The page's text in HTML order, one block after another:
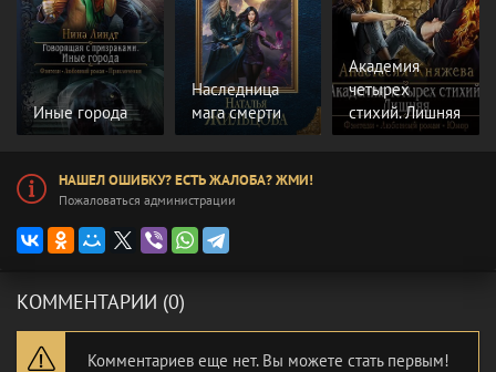
Иные города
Наследница
мага смерти
Академия
четырех
стихий. Лишняя
НАШЕЛ ОШИБКУ? ЕСТЬ ЖАЛОБА? ЖМИ!
Пожаловаться администрации
КОММЕНТАРИИ (0)
Комментариев еще нет. Вы можете стать первым!